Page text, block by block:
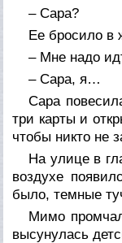
– Сара?
Ее бросило в
– Мне надо
– Сара, я…
Сара
три карты и
чтобы никто не
На улице в
воздухе
было, темные
Мимо
высунулась